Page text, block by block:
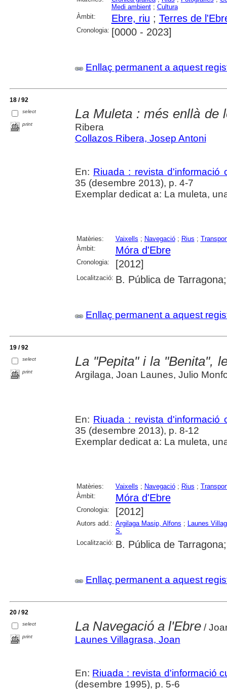
Medi ambient; Cultura
Àmbit:
Ebre, riu ; Terres de
Cronologia: [0000 - 2023]
Enllaç permanent a aquest
18 / 92
select
print
La Muleta : més enllà de
Ribera
Collazos Ribera, Josep Antoni
En: Riuada : revista d'informació
35 (desembre 2013), p. 4-7
Exemplar dedicat a: La muleta,
Matèries: Vaixells ; Navegació; Rius ;
Àmbit:
Móra d'Ebre
Cronologia: [2012]
Localització: B. Pública de
Enllaç permanent a aquest
19 / 92
select
print
La "Pepita" i la "Benita",
Argilaga, Joan Launes, Julio
En: Riuada : revista d'informació
35 (desembre 2013), p. 8-12
Exemplar dedicat a: La muleta,
Matèries: Vaixells ; Navegació; Rius ;
Àmbit:
Móra d'Ebre
Cronologia: [2012]
Autors add.: Argilaga Masip, Alfons ; Launes
S.
Localització: B. Pública de
Enllaç permanent a aquest
20 / 92
select
print
La Navegació a l'Ebre/
Launes Villagrasa, Joan
En: Riuada : revista d'informació
(desembre 1995), p. 5-6